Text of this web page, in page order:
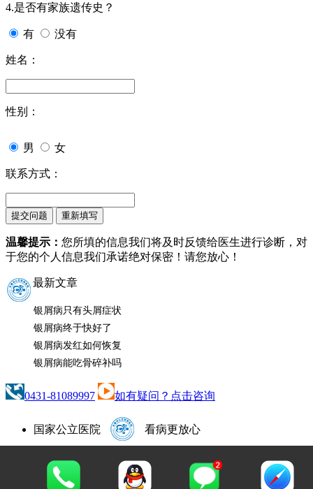
4.是否有家族遗传史？
有 没有
姓名：
性别：
男 女
联系方式：
温馨提示： 您所填的信息我们将及时反馈给医生进行诊断，对
于您的个人信息我们承诺绝对保密！请您放心！
最新文章
银屑病只有头屑症状
银屑病终于快好了
银屑病发红如何恢复
银屑病能吃骨碎补吗
0431-81089997 如有疑问？点击咨询
国家公立医院
看病更放心
地址：长春市南关区大经路356号1-7层（大经路与四马
路交汇处）